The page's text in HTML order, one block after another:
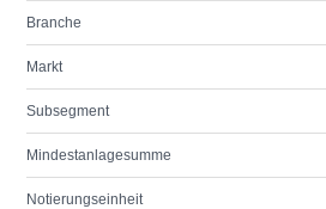
Branche
Markt
Subsegment
Mindestanlagesumme
Notierungseinheit